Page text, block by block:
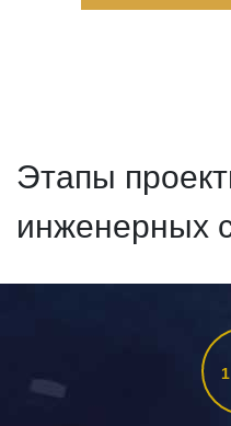
Этапы
инженерных